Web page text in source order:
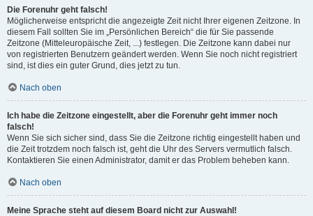
Die Forenuhr geht falsch!
Möglicherweise entspricht die angezeigte Zeit nicht Ihrer eigenen Zeitzone. In
diesem Fall sollten Sie im „Persönlichen Bereich“ die für Sie passende
Zeitzone (Mitteleuropäische Zeit, ...) festlegen. Die Zeitzone kann dabei nur
von registrierten Benutzern geändert werden. Wenn Sie noch nicht registriert
sind, ist dies ein guter Grund, dies jetzt zu tun.
Nach oben
Ich habe die Zeitzone eingestellt, aber die Forenuhr geht immer noch
falsch!
Wenn Sie sich sicher sind, dass Sie die Zeitzone richtig eingestellt haben und
die Zeit trotzdem noch falsch ist, geht die Uhr des Servers vermutlich falsch.
Kontaktieren Sie einen Administrator, damit er das Problem beheben kann.
Nach oben
Meine Sprache steht auf diesem Board nicht zur Auswahl!